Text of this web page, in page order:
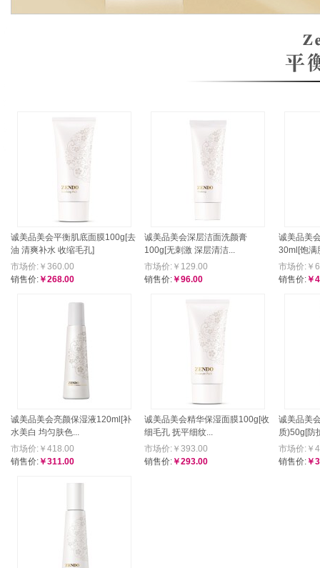
诚美品美会平衡肌底面膜100g[去
油 清爽补水 收缩毛孔]
市场价:￥360.00
销售价: ￥268.00
诚美品美会深层洁面洗颜膏
100g[无刺激 深层清洁...
市场价:￥129.00
销售价: ￥96.00
诚美品美
30ml[饱满
市场价:￥
销售价:￥
诚美品美会亮颜保湿液120ml[补
水美白 均匀肤色...
市场价:￥418.00
销售价: ￥311.00
诚美品美会精华保湿面膜100g[收
细毛孔 抚平细纹...
市场价:￥393.00
销售价: ￥293.00
诚美品美
质)50g[防
市场价:￥
销售价:￥